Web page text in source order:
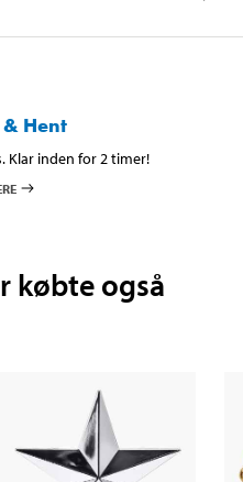
Hent
Klar inden for 2 timer!
købte også